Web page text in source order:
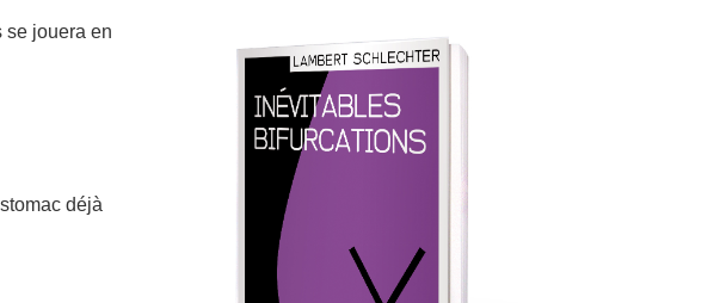
se jouera en
déjà